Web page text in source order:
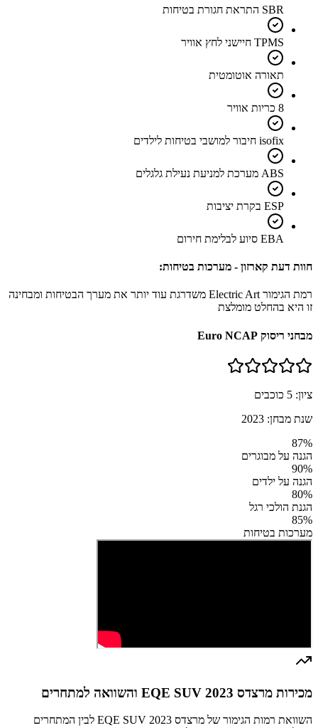
SBR התראת חגורת בטיחות
TPMS חיישני לחץ אוויר
תאורה אוטומטית
8 כריות אוויר
isofix חיבור למושבי בטיחות לילדים
ABS מערכת למניעת נעילת גלגלים
ESP בקרת יציבות
EBA סיוע לבלימת חירום
חוות דעת קארזון - מערכות בטיחות:
רמת הגימור Electric Art משדרגת עוד יותר את מערך הבטיחות ומבחינה
זו היא בהחלט מומלצת
מבחני ריסוק Euro NCAP
ציון: 5 כוכבים
שנת מבחן: 2023
87%
הגנה על מבוגרים
90%
הגנה על ילדים
80%
הגנת הולכי רגל
85%
מערכות בטיחות
מכירות מרצדס EQE SUV 2023 והשוואה למתחרים
השוואת רמות הגימור של מרצדס EQE SUV 2023 לבין המתחרים